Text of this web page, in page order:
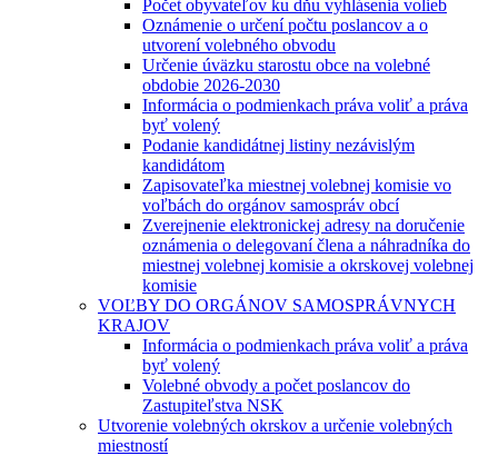
Počet obyvateľov ku dňu vyhlásenia volieb
Oznámenie o určení počtu poslancov a o
utvorení volebného obvodu
Určenie úväzku starostu obce na volebné
obdobie 2026-2030
Informácia o podmienkach práva voliť a práva
byť volený
Podanie kandidátnej listiny nezávislým
kandidátom
Zapisovateľka miestnej volebnej komisie vo
voľbách do orgánov samospráv obcí
Zverejnenie elektronickej adresy na doručenie
oznámenia o delegovaní člena a náhradníka do
miestnej volebnej komisie a okrskovej volebnej
komisie
VOĽBY DO ORGÁNOV SAMOSPRÁVNYCH
KRAJOV
Informácia o podmienkach práva voliť a práva
byť volený
Volebné obvody a počet poslancov do
Zastupiteľstva NSK
Utvorenie volebných okrskov a určenie volebných
miestností